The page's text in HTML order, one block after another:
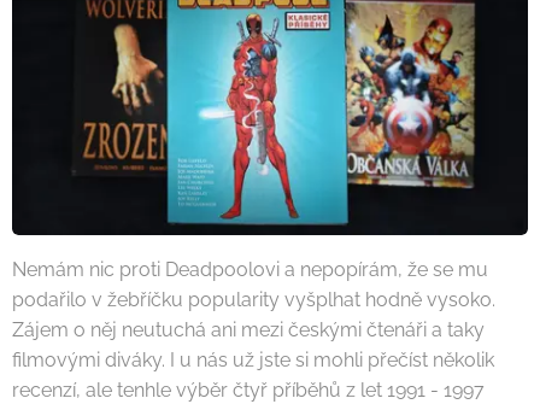
Nemám nic proti Deadpoolovi a nepopírám, že se mu
podařilo v žebříčku popularity vyšplhat hodně vysoko.
Zájem o něj neutuchá ani mezi českými čtenáři a taky
filmovými diváky. I u nás už jste si mohli přečíst několik
recenzí, ale tenhle výběr čtyř příběhů z let 1991 - 1997